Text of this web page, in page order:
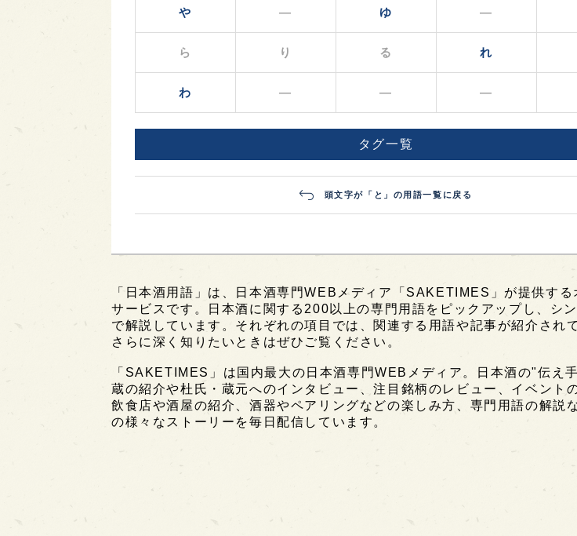
や ― ゆ ―
ら り る れ
わ ― ― ―
タグ一覧
頭文字が「と」の用語一覧に戻る
「日本酒用語」は、日本酒専門WEBメディア「SAKETIMES」が提供する
サービスです。日本酒に関する200以上の専門用語をピックアップし、シ
で解説しています。それぞれの項目では、関連する用語や記事が紹介され
さらに深く知りたいときはぜひご覧ください。
「SAKETIMES」は国内最大の日本酒専門WEBメディア。日本酒の"伝え
蔵の紹介や杜氏・蔵元へのインタビュー、注目銘柄のレビュー、イベント
飲食店や酒屋の紹介、酒器やペアリングなどの楽しみ方、専門用語の解説
の様々なストーリーを毎日配信しています。